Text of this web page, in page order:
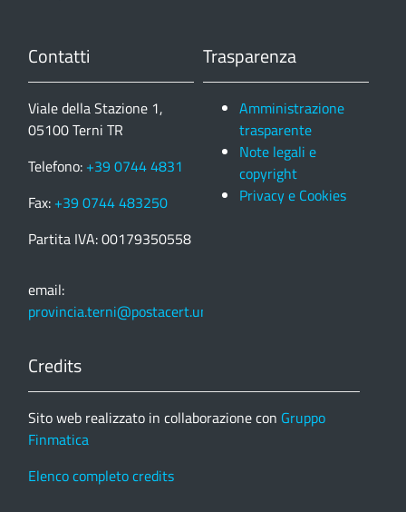
Contatti
Viale della Stazione 1,
05100 Terni TR
Telefono: +39 0744 4831
Fax: +39 0744 483250
Partita IVA: 00179350558
email:
provincia.terni@postacert.umbria.it
Trasparenza
Amministrazione
trasparente
Note legali e
copyright
Privacy e Cookies
Credits
Sito web realizzato in collaborazione con Gruppo
Finmatica
Elenco completo credits